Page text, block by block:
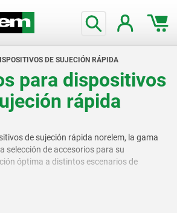
DE SUJECIÓN RÁPIDA
para dispositivos
rápida
de sujeción rápida norelem, la gama
selección de accesorios para su
óptima a distintos escenarios de
de presión, tapas protectoras,